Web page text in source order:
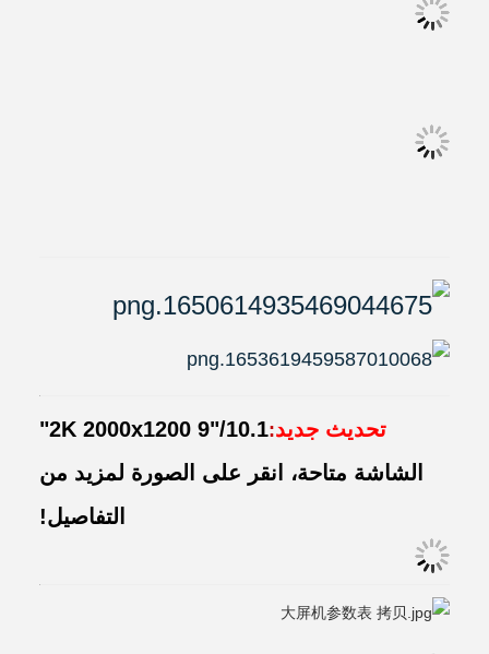
تحديث جديد:
2K 2000x1200 9"/10.1"
الشاشة متاحة، انقر على الصورة لمزيد من
التفاصيل!